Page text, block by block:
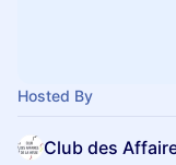
Hosted By
Club des